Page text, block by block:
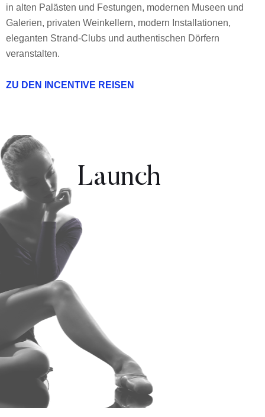
in alten Palästen und Festungen, modernen Museen und
Galerien, privaten Weinkellern, modern Installationen,
eleganten Strand-Clubs und authentischen Dörfern
veranstalten.
ZU DEN INCENTIVE REISEN
Launch